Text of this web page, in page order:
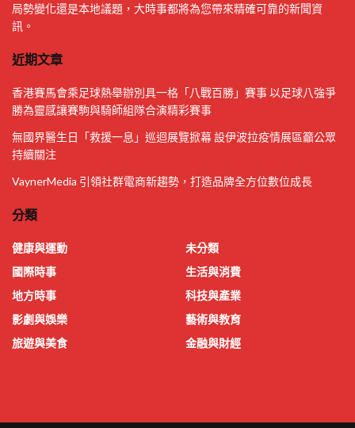
局勢變化還是本地議題，大時事都將為您帶來精確可靠的新聞資
訊。
近期文章
香港賽馬會乘足球熱舉辦別具一格「八戰百勝」賽事 以足球八強爭
勝為靈感讓賽駒與騎師組隊合演精彩賽事
無國界醫生日「救援一息」巡迴展覽掀幕 設伊波拉疫情展區籲公眾
持續關注
VaynerMedia 引領社群電商新趨勢，打造品牌全方位數位成長
分類
健康與運動
國際時事
地方時事
影劇與娛樂
旅遊與美食
未分類
生活與消費
科技與產業
藝術與教育
金融與財經